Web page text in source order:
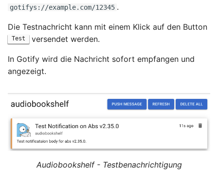
gotifys://example.com/12345 .
Die Testnachricht kann mit einem Klick auf den Button
Test versendet werden.
In Gotify wird die Nachricht sofort empfangen und
angezeigt.
Audiobookshelf - Testbenachrichtigung